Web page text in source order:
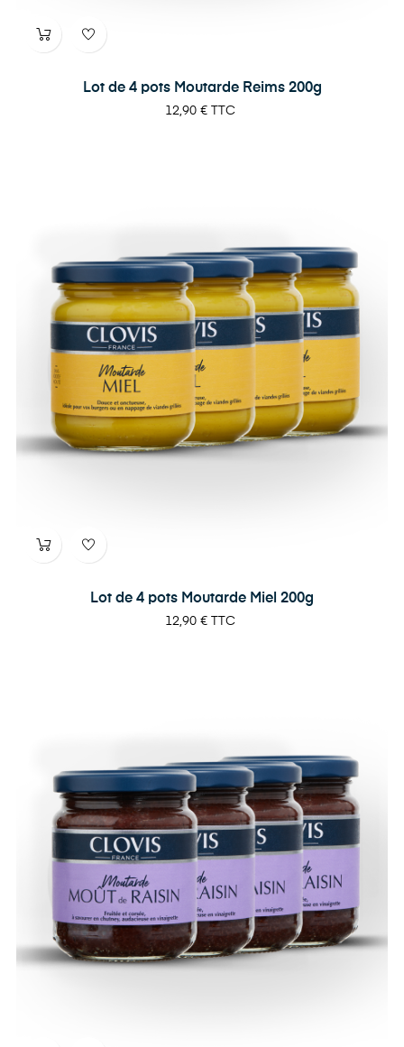
Lot de 4 pots Moutarde Reims 200g
Prix
12,90 € TTC
Lot de 4 pots Moutarde Miel 200g
Prix
12,90 € TTC